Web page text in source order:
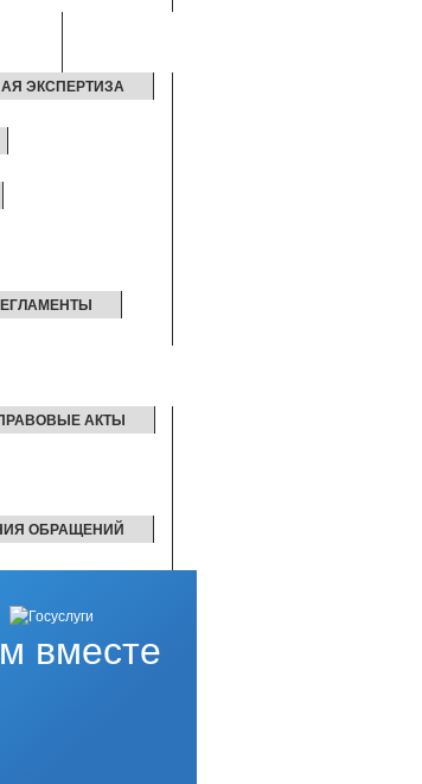
ЭКСПЕРТИЗА
АКТЫ
ОБРАЩЕНИЙ
вместе